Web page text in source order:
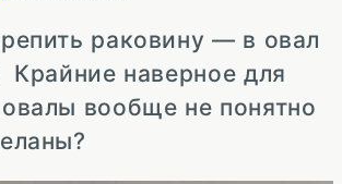
раковину — в овал
Крайние наверное для
вообще не понятно